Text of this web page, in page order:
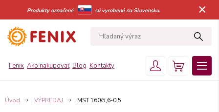
Produkty označené sú vyrobené na Slovensku. ×
Fenix Ako nakupovať Blog Kontakty
Úvod VÝPREDAJ MST 160/5,6-0,5